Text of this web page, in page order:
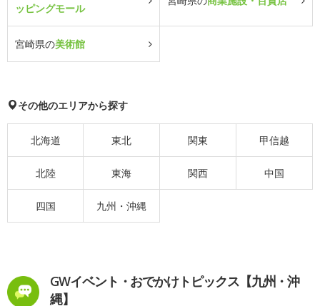
ッピングモール
宮崎県の美術館
その他のエリアから探す
北海道 東北 関東 甲信越
北陸 東海 関西 中国
四国 九州・沖縄
GWイベント・おでかけトピックス【九州・沖
縄】